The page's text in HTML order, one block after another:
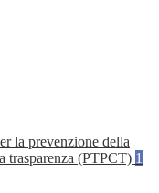
la prevenzione della
trasparenza (PTPCT) 1